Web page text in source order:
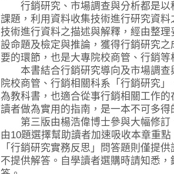
行銷研究、市場調查與分析都是以
課題，利用資料收集技術進行研究資
技術進行資料之描述與解釋，經由整
設命題及檢定與推論，獲得行銷研究
要的環節，也是大專院校商管、行銷等
本書結合行銷研究導向及市場調查
院校商管、行銷相關科系「行銷研究
為教科書，也適合從事行銷相關工作
讀者做為實用的指南，是一本不可多得
第三版由楊浩偉博士參與大幅修訂
由10題選擇幫助讀者加速吸收本章重
「行銷研究實務反思」問答題則僅提
不提供解答。自學讀者選購時請知悉